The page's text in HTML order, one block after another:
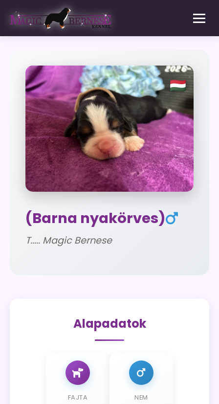
(Barna nyakörves)
T..... Magic Bernese
Alapadatok
FAJTA NEM